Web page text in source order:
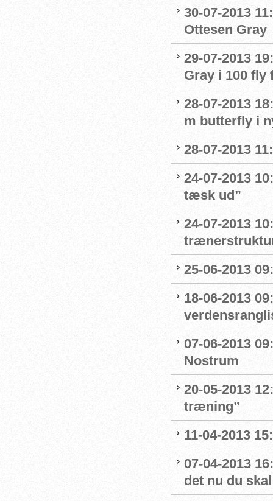
30-07-2013
Ottesen Gray
29-07-2013
Gray i 100 fly
28-07-2013
m butterfly i
28-07-2013
24-07-2013
tæsk ud”
24-07-2013
25-06-2013
18-06-2013
07-06-2013
Nostrum
20-05-2013
træning”
11-04-2013
07-04-2013
det nu du